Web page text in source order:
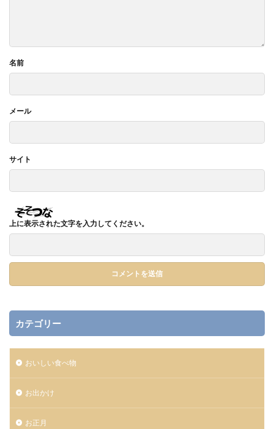
名前
メール
サイト
上に表示された文字を入力してください。
カテゴリー
おいしい食べ物
お出かけ
お正月